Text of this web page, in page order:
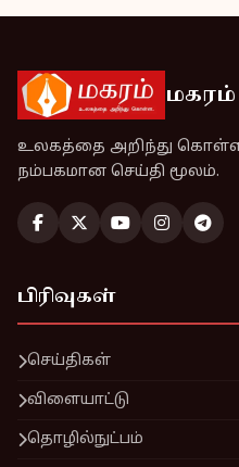
உலகத்தை அறிந்து
நம்பகமான செய்தி மூலம்.
பிரிவுகள்
செய்திகள்
விளையாட்டு
தொழில்நுட்பம்